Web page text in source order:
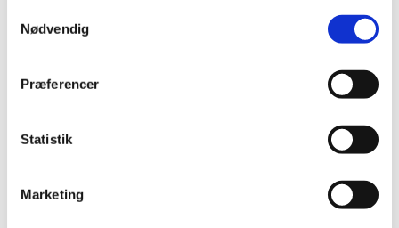
Nødvendig
Præferencer
Statistik
Marketing
2019 (159)
december (12)
oktober (16)
juli (8)